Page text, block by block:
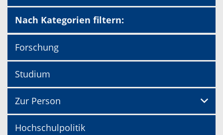
Nach Kategorien filtern:
Forschung
Studium
Zur Person
Hochschulpolitik